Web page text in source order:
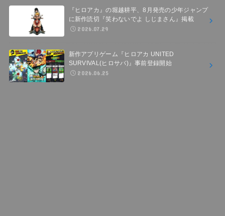
『ヒロアカ』の堀越耕平、8月発売の少年ジャンプ
に新作読切『笑わないでよ しじまさん』掲載
2026.07.29
新作アプリゲーム『ヒロアカ UNITED
SURVIVAL(ヒロサバ)』事前登録開始
2026.06.25